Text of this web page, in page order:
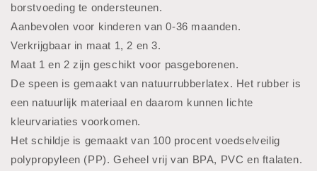
borstvoeding te ondersteunen.
Aanbevolen voor kinderen van 0-36 maanden.
Verkrijgbaar in maat 1, 2 en 3.
Maat 1 en 2 zijn geschikt voor pasgeborenen.
De speen is gemaakt van natuurrubberlatex. Het rubber is
een natuurlijk materiaal en daarom kunnen lichte
kleurvariaties voorkomen.
Het schildje is gemaakt van 100 procent voedselveilig
polypropyleen (PP). Geheel vrij van BPA, PVC en ftalaten.